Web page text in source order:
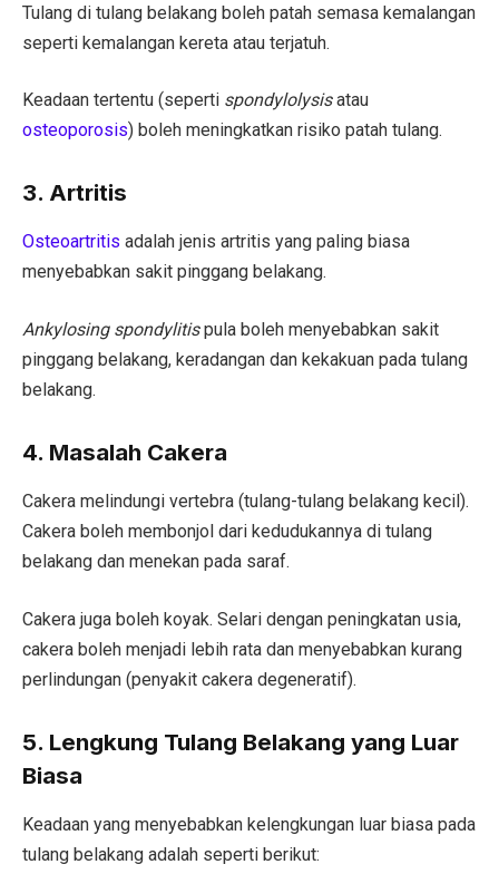
Tulang di tulang belakang boleh patah semasa kemalangan
seperti kemalangan kereta atau terjatuh.
Keadaan tertentu (seperti spondylolysisatau
osteoporosis) boleh meningkatkan risiko patah tulang.
3. Artritis
Osteoartritis adalah jenis artritis yang paling biasa
menyebabkan sakit pinggang belakang.
Ankylosing spondylitispula boleh menyebabkan sakit
pinggang belakang, keradangan dan kekakuan pada tulang
belakang.
4. Masalah Cakera
Cakera melindungi vertebra (tulang-tulang belakang kecil).
Cakera boleh membonjol dari kedudukannya di tulang
belakang dan menekan pada saraf.
Cakera juga boleh koyak. Selari dengan peningkatan usia,
cakera boleh menjadi lebih rata dan menyebabkan kurang
perlindungan (penyakit cakera degeneratif).
5. Lengkung Tulang Belakang yang Luar
Biasa
Keadaan yang menyebabkan kelengkungan luar biasa pada
tulang belakang adalah seperti berikut: